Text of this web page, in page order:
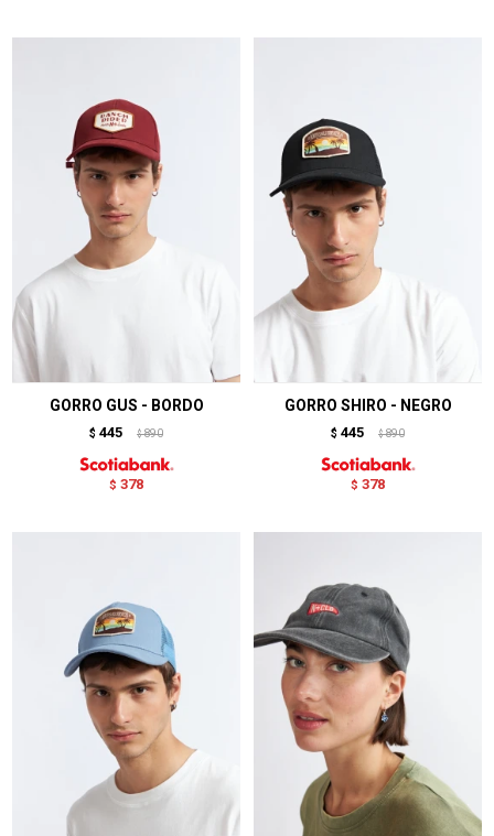
GORRO GUS - BORDO
$ 445 $ 890
$ 378
GORRO SHIRO - NEGRO
$ 445 $ 890
$ 378